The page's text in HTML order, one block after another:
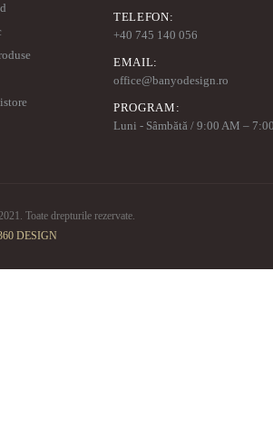
TELEFON:
+40 745 140 056
EMAIL:
office@banyodesign.ro
PROGRAM:
Luni - Sâmbătă / 9:00 AM –
Toate drepturile rezervate.
DESIGN